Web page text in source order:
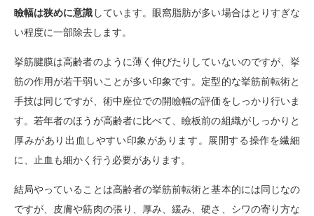
瞼幅は狭めに意識 しています。眼窩脂肪が多い場合はとりすぎな
い程度に一部除去します。
挙筋腱膜は高齢者のように薄く伸びたりしていないのですが、挙
筋の作用が若干弱いことが多い印象です。定型的な挙筋前転術と
手技は同じですが、術中座位での開瞼幅の評価をしっかり行いま
す。若年者のほうが高齢者に比べて、瞼板前の組織がしっかりと
厚みがあり出血しやすい印象があります。展開する操作を繊細
に、止血も細かく行う必要があります。
結局やっていることは高齢者の挙筋前転術と基本的には同じなの
ですが、皮膚や筋肉の張り、厚み、緩み、硬さ、シワの寄り方な